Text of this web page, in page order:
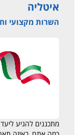
איטליה
השרות מקצועי
מתכננים להגיע